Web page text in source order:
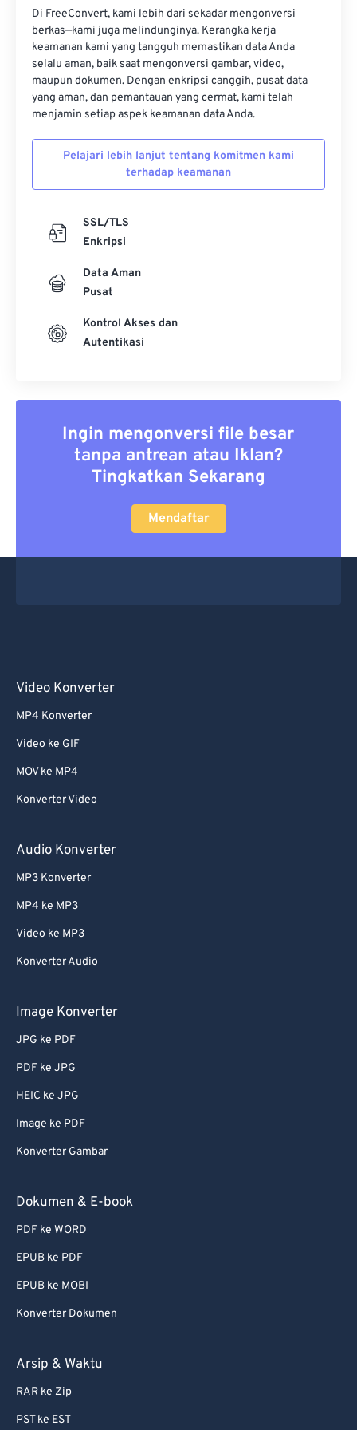
Dikembangkan oleh: Sony Corporation
Rilis Awal:1990
Tautan yang berguna:
imaging.sony.co.jp/www/disoft/int/idc/intro/raw.html
Di FreeConvert, kami lebih dari sekadar mengonversi
berkas—kami juga melindunginya. Kerangka kerja
keamanan kami yang tangguh memastikan data Anda
selalu aman, baik saat mengonversi gambar, video,
maupun dokumen. Dengan enkripsi canggih, pusat data
yang aman, dan pemantauan yang cermat, kami telah
menjamin setiap aspek keamanan data Anda.
Pelajari lebih lanjut tentang komitmen kami
terhadap keamanan
SSL/TLS
Enkripsi
Data Aman
Pusat
Kontrol Akses dan
Autentikasi
Ingin mengonversi file besar
tanpa antrean atau Iklan?
Tingkatkan Sekarang
Mendaftar
Video Konverter
MP4 Konverter
Video ke GIF
MOV ke MP4
Konverter Video
Audio Konverter
MP3 Konverter
MP4 ke MP3
Video ke MP3
Konverter Audio
Image Konverter
JPG ke PDF
PDF ke JPG
HEIC ke JPG
Image ke PDF
Konverter Gambar
Dokumen & E-book
PDF ke WORD
EPUB ke PDF
EPUB ke MOBI
Konverter Dokumen
Arsip & Waktu
RAR ke Zip
PST ke EST